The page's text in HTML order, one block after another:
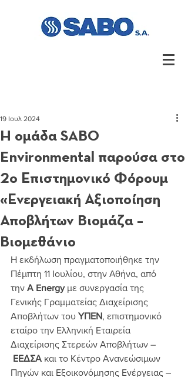
H ομάδα SABO
Environmental παρoύσα στο
2ο Επιστημονικό Φόρουμ
«Ενεργειακή Αξιοποίηση
Αποβλήτων Βιομάζα –
Βιομεθάνιο
19 Ιουλ 2024
Η εκδήλωση πραγματοποιήθηκε την
Πέμπτη 11 Ιουλίου, στην Αθήνα, από
την Α Energy με συνεργασία της
Γενικής Γραμματείας Διαχείρισης
Αποβλήτων του ΥΠΕΝ, επιστημονικό
εταίρο την Ελληνική Εταιρεία
Διαχείρισης Στερεών Αποβλήτων –
ΕΕΔΣΑ και το Κέντρο Ανανεώσιμων
Πηγών και Εξοικονόμησης Ενέργειας –